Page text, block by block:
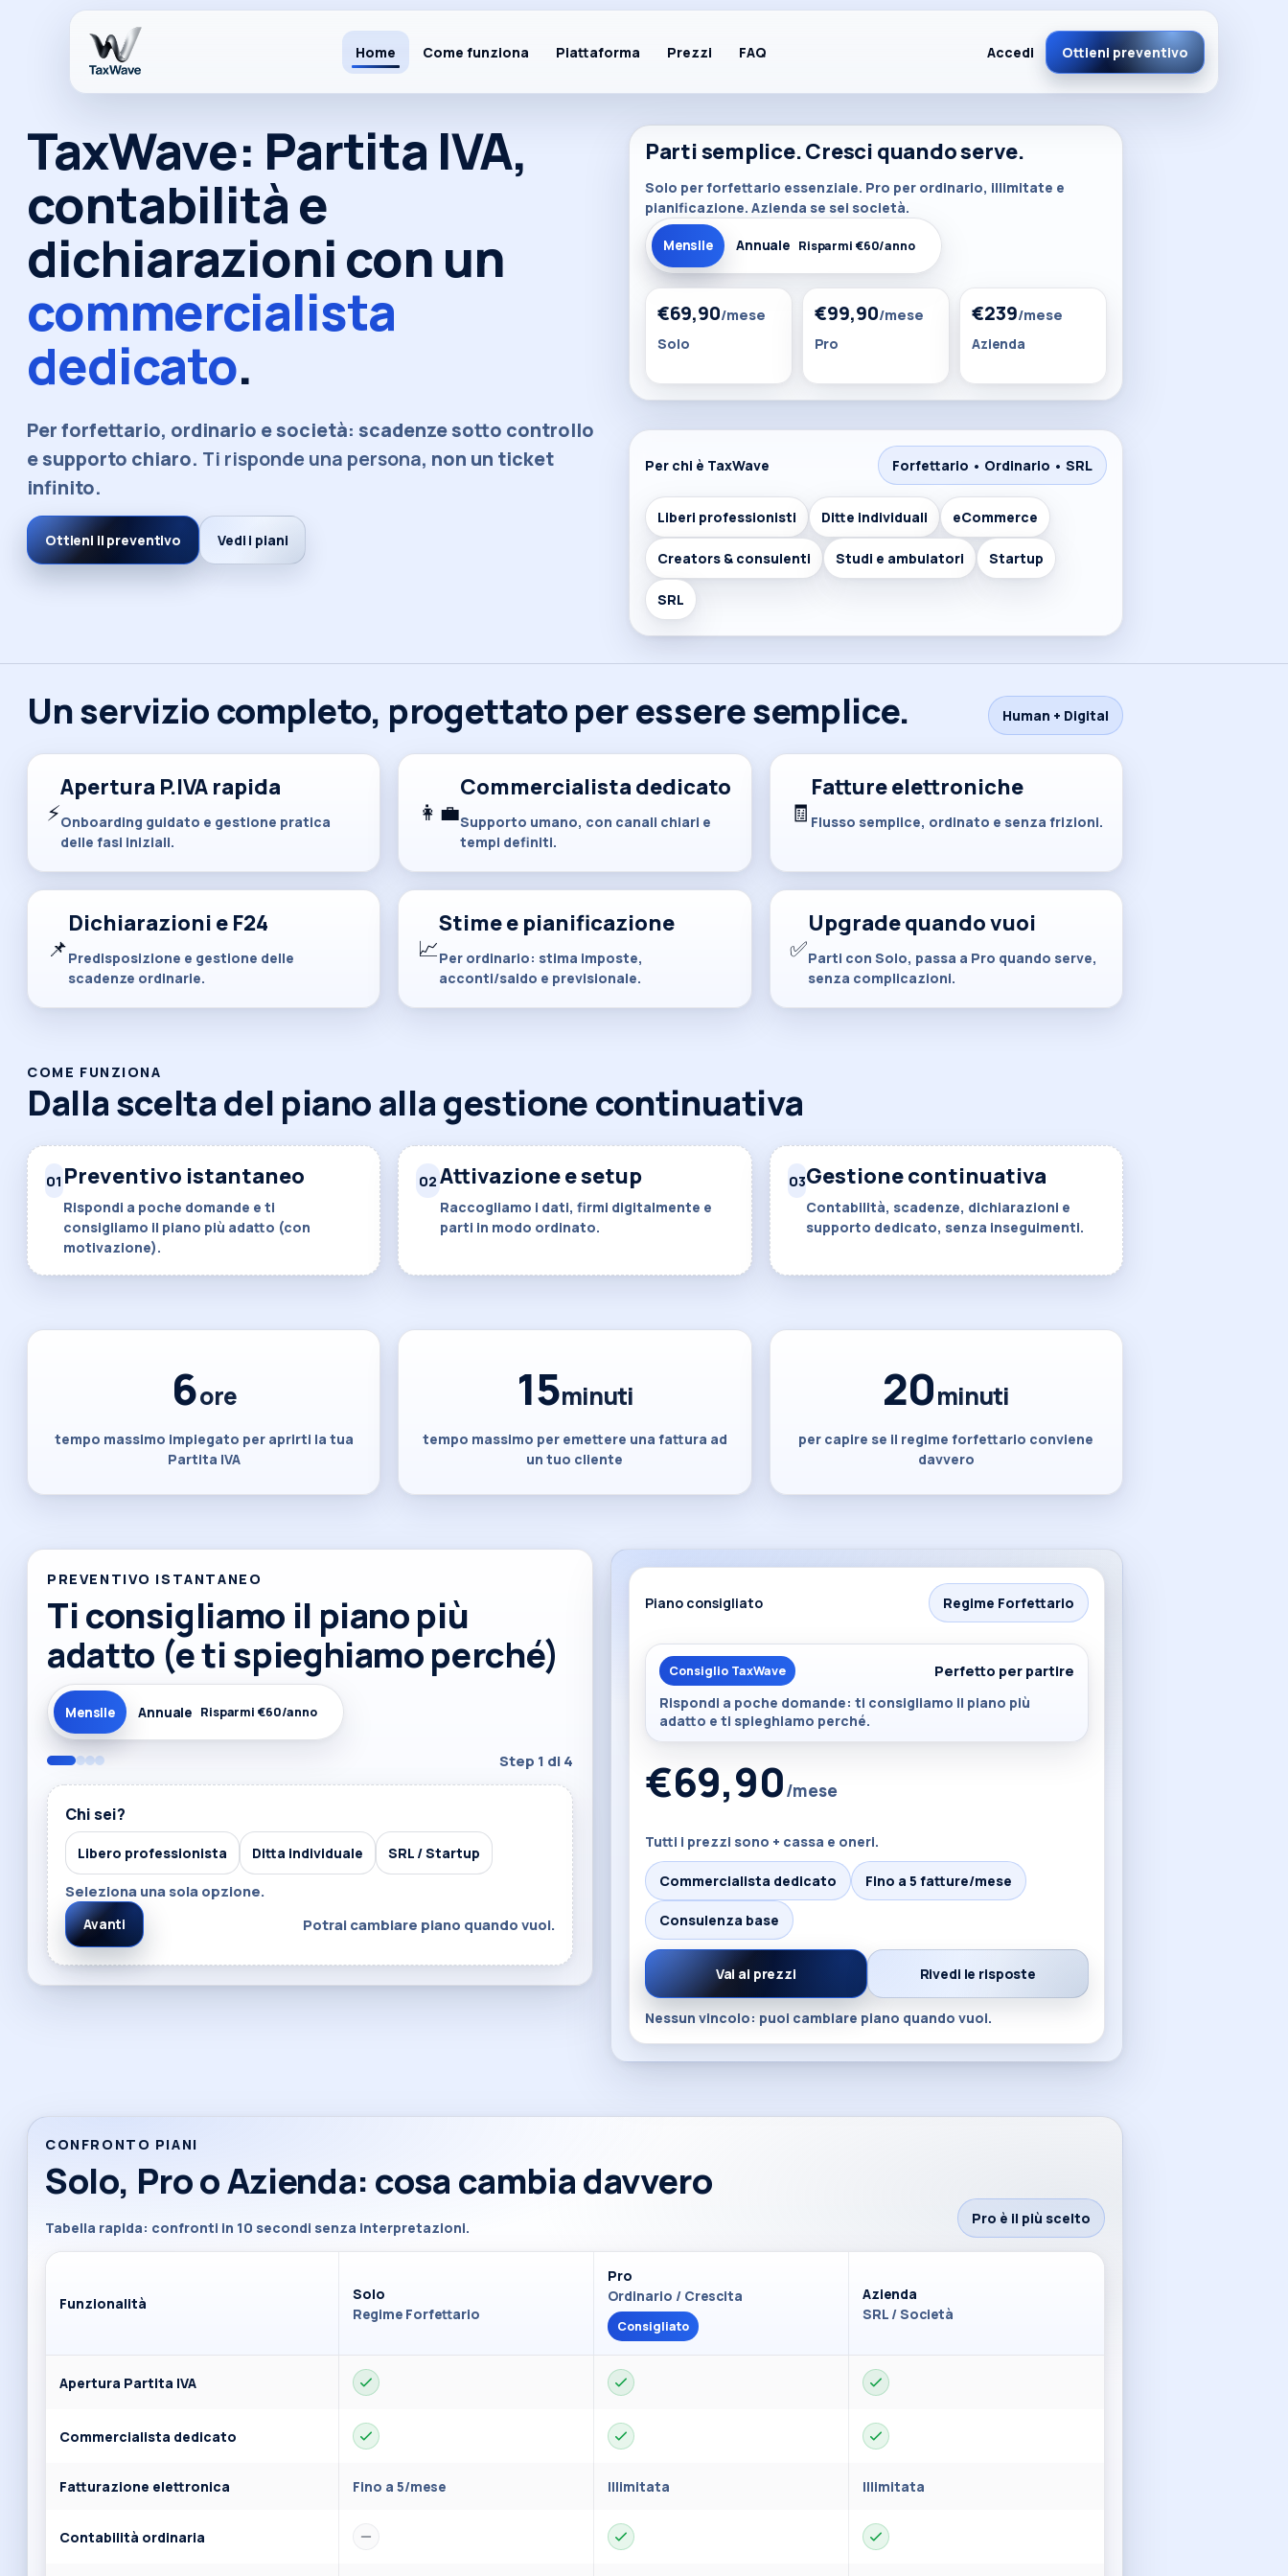
Home Come funziona Piattaforma Prezzi FAQ Accedi Ottieni preventivo
Naviga le funzionalità principali senza perdere il contesto
Esc per chiudere
📊 Dashboard live
Grafici realtime e snapshot Elettroniche + import/export
Scadenziario smart
Promemoria F24 & adempimenti
Simulatore tasse
Stime in tempo reale Accedi e gestisci tutto
❓
Tutto chiaro prima di iniziare
TaxWave: Partita IVA,
contabilità e
dichiarazioni con un
commercialista
dedicato.
Per forfettario, ordinario e società: scadenze sotto controllo
e supporto chiaro. Ti risponde una persona, non un ticket
infinito.
Ottieni il preventivo Vedi i piani
Parti semplice. Cresci quando serve.
Solo per forfettario essenziale. Pro per ordinario, illimitate e
pianificazione. Azienda se sei società.
Mensile Annuale Risparmi €60/anno
€69,90/mese
Solo
€99,90/mese
Pro
€239/mese
Azienda
Per chi è TaxWave Forfettario • Ordinario • SRL
Liberi professionisti Ditte individuali eCommerce
Creators & consulenti Studi e ambulatori Startup
SRL
Un servizio completo, progettato per essere semplice. Human + Digital
⚡
Apertura P.IVA rapida
Onboarding guidato e gestione pratica
delle fasi iniziali.
👩‍💼
Commercialista dedicato
Supporto umano, con canali chiari e
tempi definiti.
🧾
Fatture elettroniche
Flusso semplice, ordinato e senza frizioni.
📌
Dichiarazioni e F24
Predisposizione e gestione delle
scadenze ordinarie.
📈
Stime e pianificazione
Per ordinario: stima imposte,
acconti/saldo e previsionale.
✅
Upgrade quando vuoi
Parti con Solo, passa a Pro quando serve,
senza complicazioni.
COME FUNZIONA
Dalla scelta del piano alla gestione continuativa
01 Preventivo istantaneo
Rispondi a poche domande e ti
consigliamo il piano più adatto (con
motivazione).
02 Attivazione e setup
Raccogliamo i dati, firmi digitalmente e
parti in modo ordinato.
03Gestione continuativa
Contabilità, scadenze, dichiarazioni e
supporto dedicato, senza inseguimenti.
6ore
tempo massimo impiegato per aprirti la tua
Partita IVA
15minuti
tempo massimo per emettere una fattura ad
un tuo cliente
20minuti
per capire se il regime forfettario conviene
davvero
PREVENTIVO ISTANTANEO
Ti consigliamo il piano più
adatto (e ti spieghiamo perché)
Mensile Annuale Risparmi €60/anno
Step 1 di 4
Chi sei?
Libero professionista Ditta individuale SRL / Startup
Seleziona una sola opzione.
Avanti Potrai cambiare piano quando vuoi.
Piano consigliato Regime Forfettario
Consiglio TaxWave
Perfetto per partire
Rispondi a poche domande: ti consigliamo il piano più
adatto e ti spieghiamo perché.
€69,90/mese
Tutti i prezzi sono + cassa e oneri.
Commercialista dedicato Fino a 5 fatture/mese
Consulenza base
Vai ai prezzi Rivedi le risposte
Nessun vincolo: puoi cambiare piano quando vuoi.
CONFRONTO PIANI
Solo, Pro o Azienda: cosa cambia davvero
Tabella rapida: confronti in 10 secondi senza interpretazioni.
Pro è il più scelto
Funzionalità
Solo
Regime Forfettario
Pro
Ordinario / Crescita
Consigliato
Azienda
SRL / Società
Apertura Partita IVA
Commercialista dedicato
Fatturazione elettronica Fino a 5/mese Illimitata Illimitata
Contabilità ordinaria